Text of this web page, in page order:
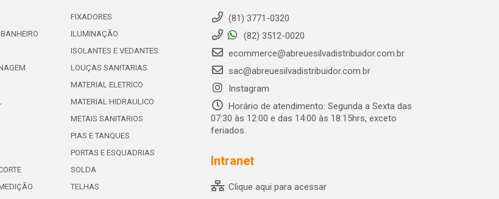
FIXADORES
ILUMINAÇÃO
ISOLANTES E VEDANTES
LOUÇAS SANITARIAS
MATERIAL ELETRICO
MATERIAL HIDRAULICO
METAIS SANITARIOS
PIAS E TANQUES
PORTAS E ESQUADRIAS
SOLDA
TELHAS
(81) 3771-0320
(82) 3512-0020
ecommerce@abreuesilvadistribuidor.com.br
sac@abreuesilvadistribuidor.com.br
Instagram
Horário de atendimento: Segunda a Sexta das
07:30 às 12:00 e das 14:00 às 18:15hrs, exceto
feriados.
Intranet
Clique aqui para acessar